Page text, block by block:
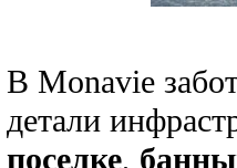
В Monavie
детали
поселке,